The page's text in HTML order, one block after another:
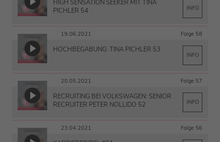
HIGH SENSATION SEEKER MIT TINA
PICHLER 54
INFO
19.06.2021 Folge 58
HOCHBEGABUNG: TINA PICHLER 53
INFO
20.05.2021 Folge 57
RECRUITING BEI VOLKSWAGEN: SENIOR
RECRUITER PETER NOLLIDO 52
INFO
23.04.2021 Folge 56